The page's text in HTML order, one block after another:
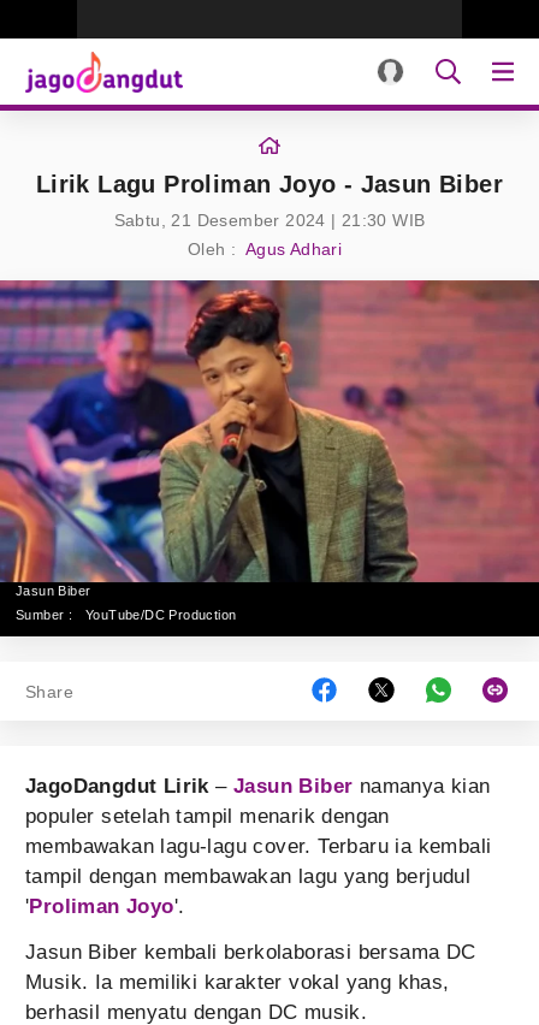
Lirik Lagu Proliman Joyo - Jasun Biber
Sabtu, 21 Desember 2024 | 21:30 WIB
Oleh : Agus Adhari
Jasun Biber
Sumber :
YouTube/DC Production
Share
JagoDangdut Lirik–Jasun Biber namanya kian
populer setelah tampil menarik dengan
membawakan lagu-lagu cover. Terbaru ia kembali
tampil dengan membawakan lagu yang berjudul
'Proliman Joyo'.
Jasun Biber kembali berkolaborasi bersama DC
Musik. Ia memiliki karakter vokal yang khas,
berhasil menyatu dengan DC musik.